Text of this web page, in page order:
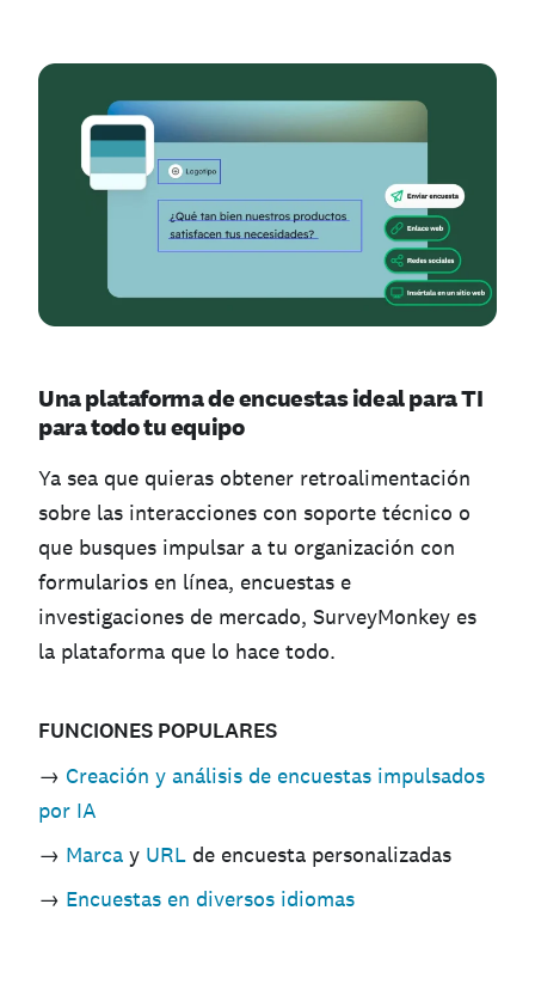
Una plataforma de encuestas ideal para TI
para todo tu equipo
Ya sea que quieras obtener retroalimentación
sobre las interacciones con soporte técnico o
que busques impulsar a tu organización con
formularios en línea, encuestas e
investigaciones de mercado, SurveyMonkey es
la plataforma que lo hace todo.
FUNCIONES POPULARES
→ Creación y análisis de encuestas impulsados
por IA
→ Marca y URL de encuesta personalizadas
→ Encuestas en diversos idiomas